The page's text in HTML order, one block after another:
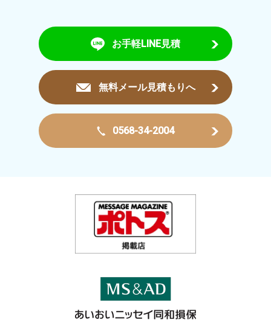
お手軽LINE見積
無料メール見積もりへ
0568-34-2004